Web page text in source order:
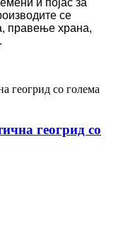
и појас за
се
правење храна,
геогрид со